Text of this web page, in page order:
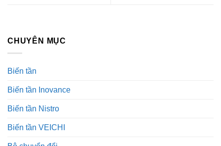
CHUYÊN MỤC
Biến tần
Biến tần Inovance
Biến tần Nistro
Biến tần VEICHI